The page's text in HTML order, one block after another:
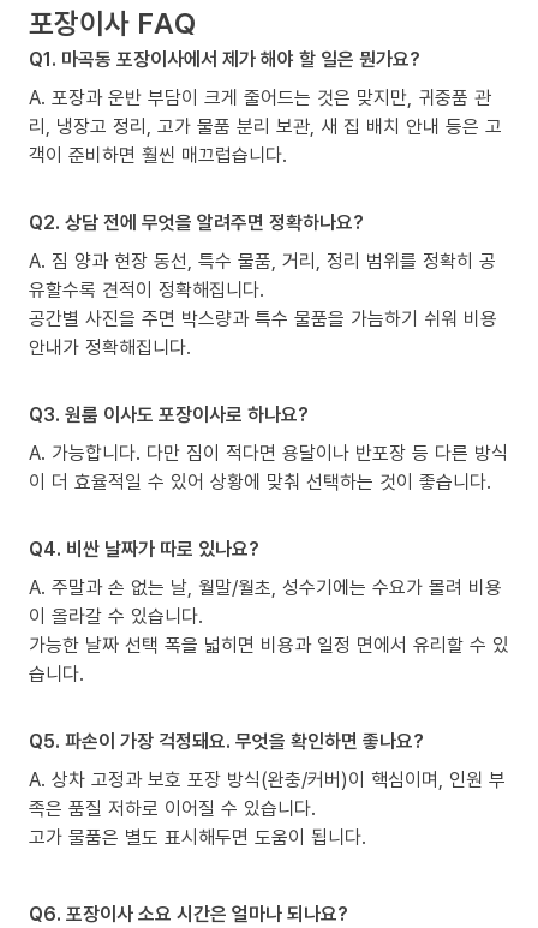
포장이사 FAQ
Q1. 마곡동 포장이사에서 제가 해야 할 일은 뭔가요?
A. 포장과 운반 부담이 크게 줄어드는 것은 맞지만, 귀중품 관
리, 냉장고 정리, 고가 물품 분리 보관, 새 집 배치 안내 등은 고
객이 준비하면 훨씬 매끄럽습니다.
Q2. 상담 전에 무엇을 알려주면 정확하나요?
A. 짐 양과 현장 동선, 특수 물품, 거리, 정리 범위를 정확히 공
유할수록 견적이 정확해집니다.
공간별 사진을 주면 박스량과 특수 물품을 가늠하기 쉬워 비용
안내가 정확해집니다.
Q3. 원룸 이사도 포장이사로 하나요?
A. 가능합니다. 다만 짐이 적다면 용달이나 반포장 등 다른 방식
이 더 효율적일 수 있어 상황에 맞춰 선택하는 것이 좋습니다.
Q4. 비싼 날짜가 따로 있나요?
A. 주말과 손 없는 날, 월말/월초, 성수기에는 수요가 몰려 비용
이 올라갈 수 있습니다.
가능한 날짜 선택 폭을 넓히면 비용과 일정 면에서 유리할 수 있
습니다.
Q5. 파손이 가장 걱정돼요. 무엇을 확인하면 좋나요?
A. 상차 고정과 보호 포장 방식(완충/커버)이 핵심이며, 인원 부
족은 품질 저하로 이어질 수 있습니다.
고가 물품은 별도 표시해두면 도움이 됩니다.
Q6. 포장이사 소요 시간은 얼마나 되나요?